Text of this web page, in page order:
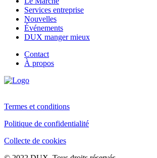
Services entreprise
Nouvelles
Événements
DUX manger mieux
Contact
À propos
Termes et conditions
Politique de confidentialité
Collecte de cookies